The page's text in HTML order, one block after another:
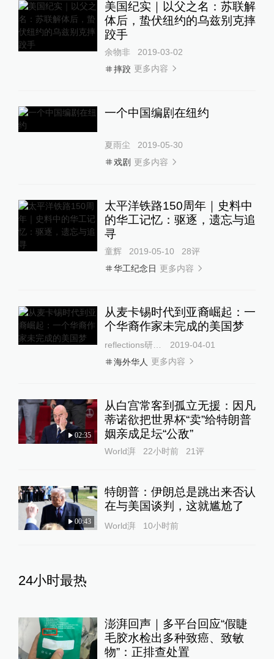
美国纪实｜以父之名：苏联解
体后，蛰伏纽约的乌兹别克摔
跤手
余物非
2019-03-02
摔跤 更多内容
一个中国编剧在纽约
夏雨尘
2019-05-30
戏剧 更多内容
太平洋铁路150周年｜史料中
的华工记忆：驱逐，遗忘与追
寻
童辉 2019-05-10 28评
华工纪念日 更多内容
从麦卡锡时代到亚裔崛起：一
个华裔作家未完成的美国梦
reflections研究室
2019-04-01
海外华人 更多内容
02:35
从白宫常客到孤立无援：因凡
蒂诺欲把世界杯“卖”给特朗普
姻亲成足坛“公敌”
World湃 22小时前 21评
00:43
特朗普：伊朗总是跳出来否认
在与美国谈判，这就尴尬了
World湃 10小时前
24小时最热
澎湃回声｜多平台回应“假睫
毛胶水检出多种致癌、致敏
物”：正排查处置